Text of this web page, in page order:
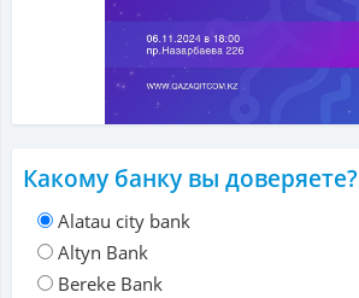
Какому банку вы доверяете?
Alatau city bank
Altyn Bank
Bereke Bank